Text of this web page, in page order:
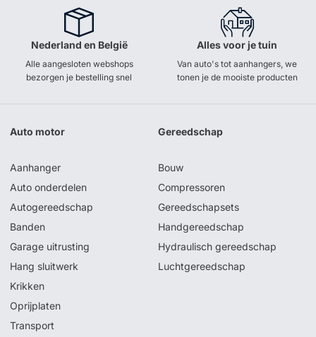
Nederland en België
Alle aangesloten webshops
bezorgen je bestelling snel
Alles voor je tuin
Van auto's tot aanhangers, we
tonen je de mooiste producten
Auto motor
Aanhanger
Auto onderdelen
Autogereedschap
Banden
Garage uitrusting
Hang sluitwerk
Krikken
Oprijplaten
Transport
Gereedschap
Bouw
Compressoren
Gereedschapsets
Handgereedschap
Hydraulisch gereedschap
Luchtgereedschap